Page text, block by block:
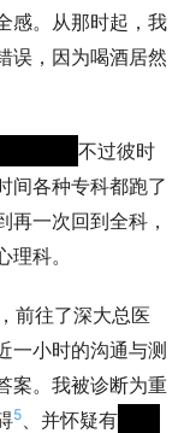
感。从那时起，我
误，因为喝酒居然
不过彼时
间各种专科都跑了
再一次回到全科，
科。
前往了深大总医
一小时的沟通与测
案。我被诊断为重
5、并怀疑有